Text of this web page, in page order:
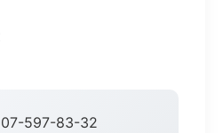
597-83-32